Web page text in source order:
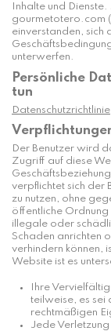
Inhalte und
gourmetotero.com
einverstanden, sich
unterwerfen.
Persönliche
tun
Datenschutzrichtlinie
Der Benutzer wird
Zugriff auf diese
verpflichtet sich der
zu nutzen, ohne
öffentliche Ordnung
illegale oder
Schaden anrichten
verhindern können,
Website ist es
Ihre
teilweise, es sei
rechtmäßigen
Jede